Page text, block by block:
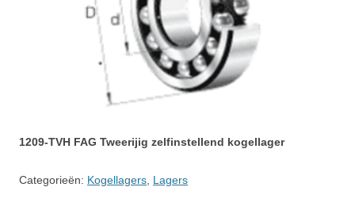
1209-TVH FAG Tweerijig zelfinstellend kogellager
Categorieën: Kogellagers Lagers